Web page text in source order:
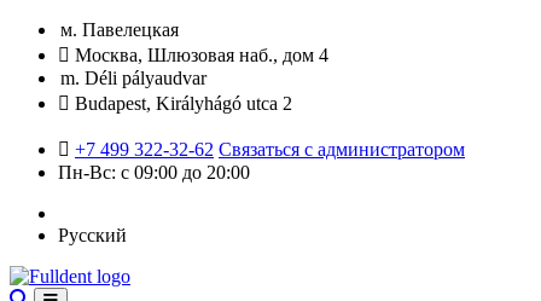
м. Павелецкая
Москва, Шлюзовая наб., дом 4
m. Déli pályaudvar
Budapest, Királyhágó utca 2
+7 499 322-32-62 Связаться с администратором
Пн-Вс: с 09:00 до 20:00
Русский